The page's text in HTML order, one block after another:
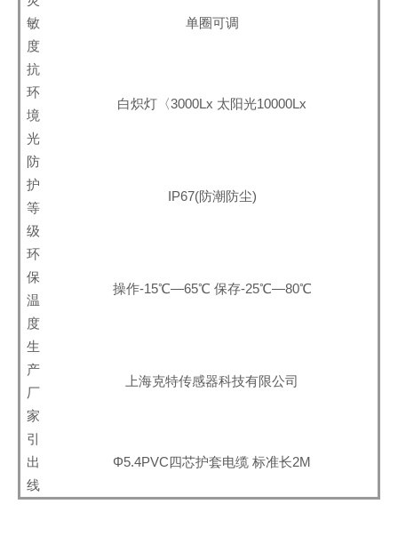
敏
度
单圈可调
抗
环
境
光
白炽灯〈3000Lx 太阳光10000Lx
防
护
等
级
IP67(防潮防尘)
环
保
温
度
操作-15℃—65℃ 保存-25℃—80℃
生
产
厂
家
上海克特传感器科技有限公司
引
出
线
Φ5.4PVC四芯护套电缆 标准长2M